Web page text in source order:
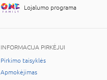
Lojalumo programa
INFORMACIJA PIRKĖJUI
Pirkimo taisyklės
Apmokėjimas